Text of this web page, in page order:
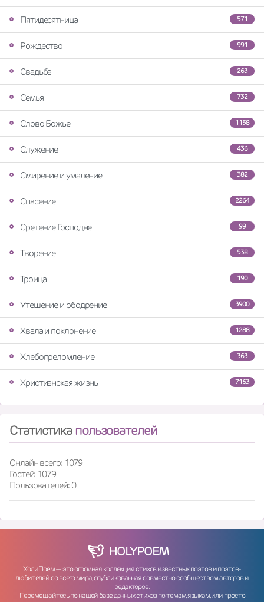
571
Пятидесятница
991
Рождество
263
Свадьба
732
Семья
1158
Слово Божье
436
Служение
382
Смирение и умаление
2264
Спасение
99
Сретение Господне
538
Творение
190
Троица
3900
Утешение и ободрение
1288
Хвала и поклонение
363
Хлебопреломление
7163
Христианская жизнь
Статистика пользователей
Онлайн всего: 1079
Гостей: 1079
Пользователей: 0
HOLYPOEM
ХолиПоем — это огромная коллекция стихов известных поэтов и поэтов-
любителей со всего мира, опубликованная совместно сообществом авторов и
редакторов.
Перемещайтесь по нашей базе данных стихов по темам, языкам, или просто